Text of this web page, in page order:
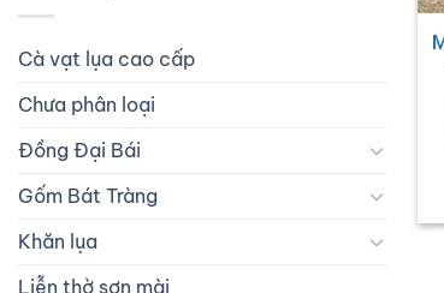
Cà vạt lụa cao cấp
Chưa phân loại
Đồng Đại Bái
Gốm Bát Tràng
Khăn lụa
Liễn thờ sơn mài